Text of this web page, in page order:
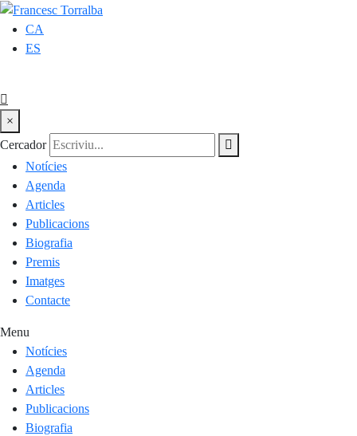
CA
ES
×
Cercador
Notícies
Agenda
Articles
Publicacions
Biografia
Premis
Imatges
Contacte
Menu
Notícies
Agenda
Articles
Publicacions
Biografia